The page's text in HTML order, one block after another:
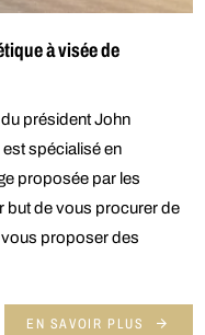
à visée de
président John
spécialisé en
proposée par les
but de vous procurer de
proposer des
EN SAVOIR PLUS